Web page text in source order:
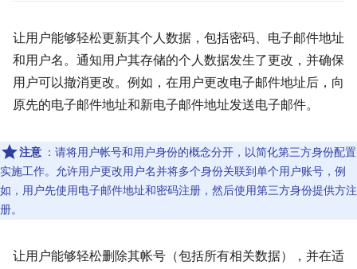
让用户能够轻松更新其个人数据，包括密码、电子邮件地址
和用户名。通知用户其存储的个人数据发生了更改，并确保
用户可以撤消更改。例如，在用户更改电子邮件地址后，向
原先的电子邮件地址和新电子邮件地址发送电子邮件。
注意 ：请将用户帐号和用户身份的概念分开，以简化第三方身份配置
实施工作。允许用户更改用户名并将多个身份关联到单个用户账号，例
如，用户先使用电子邮件地址和密码注册，然后使用第三方身份提供方注
册。
让用户能够轻松删除其帐号（包括所有相关数据），并在适